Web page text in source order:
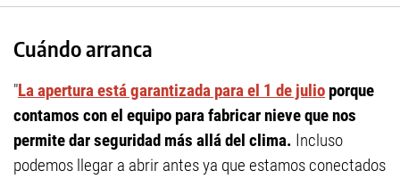
Cuándo arranca
"La apertura está garantizada para el 1 de julio porque
contamos con el equipo para fabricar nieve que nos
permite dar seguridad más allá del clima. Incluso
podemos llegar a abrir antes ya que estamos conectados